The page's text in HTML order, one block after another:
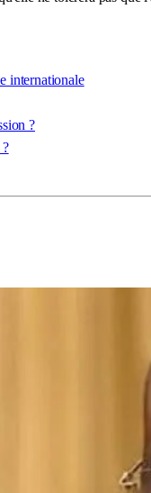
internationale
?